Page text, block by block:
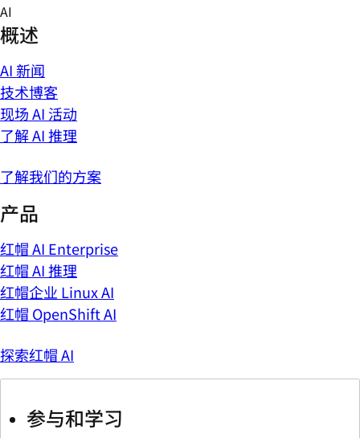
Skip
to
content
AI
概述
AI 新闻
技术博客
现场 AI 活动
了解 AI 推理
了解我们的方案
产品
红帽 AI Enterprise
红帽 AI 推理
红帽企业 Linux AI
红帽 OpenShift AI
探索红帽 AI
参与和学习